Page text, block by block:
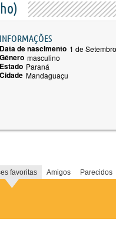
INFORMAÇÕES
Data de nascimento 1 de
Gênero masculino
Estado Paraná
Cidade Mandaguaçu
favoritas Amigos Parecidos